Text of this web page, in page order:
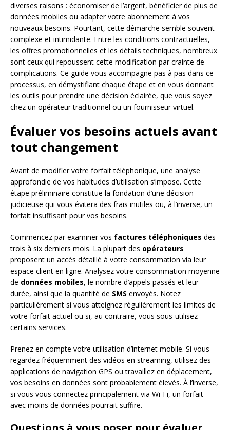
diverses raisons : économiser de l’argent, bénéficier de plus de
données mobiles ou adapter votre abonnement à vos
nouveaux besoins. Pourtant, cette démarche semble souvent
complexe et intimidante. Entre les conditions contractuelles,
les offres promotionnelles et les détails techniques, nombreux
sont ceux qui repoussent cette modification par crainte de
complications. Ce guide vous accompagne pas à pas dans ce
processus, en démystifiant chaque étape et en vous donnant
les outils pour prendre une décision éclairée, que vous soyez
chez un opérateur traditionnel ou un fournisseur virtuel.
Évaluer vos besoins actuels avant
tout changement
Avant de modifier votre forfait téléphonique, une analyse
approfondie de vos habitudes d’utilisation s’impose. Cette
étape préliminaire constitue la fondation d’une décision
judicieuse qui vous évitera des frais inutiles ou, à l’inverse, un
forfait insuffisant pour vos besoins.
Commencez par examiner vos factures téléphoniques des
trois à six derniers mois. La plupart des opérateurs
proposent un accès détaillé à votre consommation via leur
espace client en ligne. Analysez votre consommation moyenne
de données mobiles, le nombre d’appels passés et leur
durée, ainsi que la quantité de SMS envoyés. Notez
particulièrement si vous atteignez régulièrement les limites de
votre forfait actuel ou si, au contraire, vous sous-utilisez
certains services.
Prenez en compte votre utilisation d’internet mobile. Si vous
regardez fréquemment des vidéos en streaming, utilisez des
applications de navigation GPS ou travaillez en déplacement,
vos besoins en données sont probablement élevés. À l’inverse,
si vous vous connectez principalement via Wi-Fi, un forfait
avec moins de données pourrait suffire.